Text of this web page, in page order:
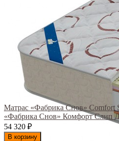
Матрас «Фабрика Снов» Comfort
«Фабрика Снов» Комфорт Слип
54 320 ₽
В корзину